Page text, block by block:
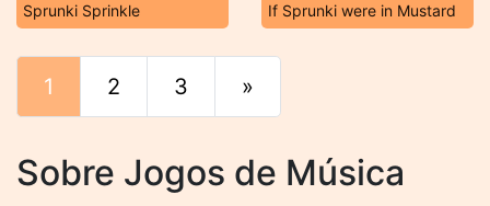
Sprunki Sprinkle If Sprunki were in Mustard
1 2 3 »
Sobre Jogos de Música